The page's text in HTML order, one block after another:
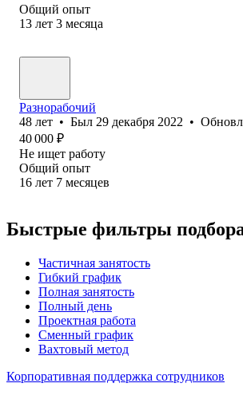
Общий опыт
13 лет 3 месяца
Разнорабочий
48 лет • Был 29 декабря 2022 •
40 000 ₽
Не ищет работу
Общий опыт
16 лет 7 месяцев
Быстрые фильтры
Частичная занятость
Гибкий график
Полная занятость
Полный день
Проектная работа
Сменный график
Вахтовый метод
Корпоративная поддержка сотрудников